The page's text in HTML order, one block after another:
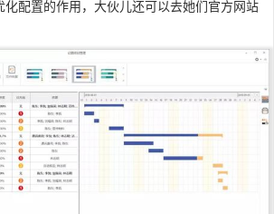
化配置的作用，大伙儿还可以去她们官方网站